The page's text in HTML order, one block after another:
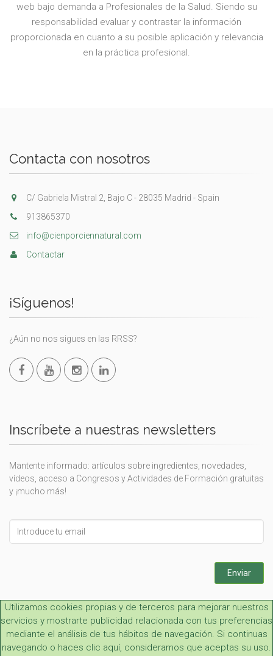
web bajo demanda a Profesionales de la Salud. Siendo su
responsabilidad evaluar y contrastar la información
proporcionada en cuanto a su posible aplicación y relevancia
en la práctica profesional.
Contacta con nosotros
C/ Gabriela Mistral 2, Bajo C - 28035 Madrid - Spain
913865370
info@cienporciennatural.com
Contactar
¡Síguenos!
¿Aún no nos sigues en las RRSS?
Inscríbete a nuestras newsletters
Mantente informado: artículos sobre ingredientes, novedades,
vídeos, acceso a Congresos y Actividades de Formación gratuitas
y ¡mucho más!
this
field
Enviar
Utilizamos cookies propias y de terceros para mejorar nuestros
servicios y mostrarte publicidad relacionada con tus preferencias
mediante el análisis de tus hábitos de navegación. Si continuas
navegando o haces clic aquí, consideramos que aceptas su uso.